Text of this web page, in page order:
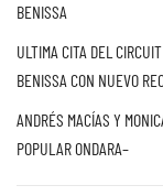
BENISSA
ULTIMA CITA DEL
BENISSA CON NUEVO
ANDRÉS MACÍAS Y
POPULAR ONDARA–